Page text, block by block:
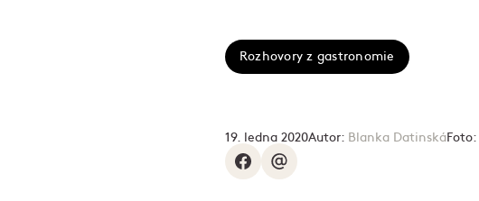
Rozhovory z gastronomie
19. ledna 2020Autor: Blanka DatinskáFoto: